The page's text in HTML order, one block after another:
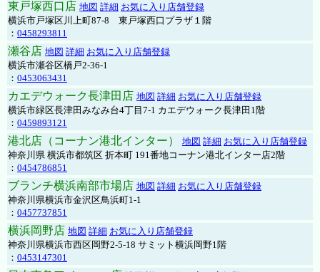
東戸塚西口店 地図 詳細 お気に入り店舗登録
横浜市戸塚区川上町87-8 東戸塚西口プラザ１階
： 0458293811
瀬谷店 地図 詳細 お気に入り店舗登録
横浜市瀬谷区橋戸2-36-1
： 0453063431
カエデウォーク長津田店 地図 詳細 お気に入り店舗登録
横浜市緑区長津田みなみ台4丁目7-1 カエデウォーク長津田1階
： 0459893121
港北店（コーナン港北インター） 地図 詳細 お気に入り店舗登録
神奈川県 横浜市都筑区 折本町 191番地コーナン港北インター店2階
： 0454786851
ブランチ横浜南部市場店 地図 詳細 お気に入り店舗登録
神奈川県横浜市金沢区鳥浜町1-1
： 0457737851
横浜岡野店 地図 詳細 お気に入り店舗登録
神奈川県横浜市西区岡野2-5-18 サミット横浜岡野1階
： 0453147301